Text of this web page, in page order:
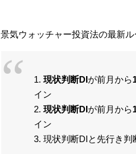
景気ウォッチャー投資法の最新ル
1. 現状判断DIが前月から
イン
2. 現状判断DIが前月から
イン
3. 現状判断DIと先行き判